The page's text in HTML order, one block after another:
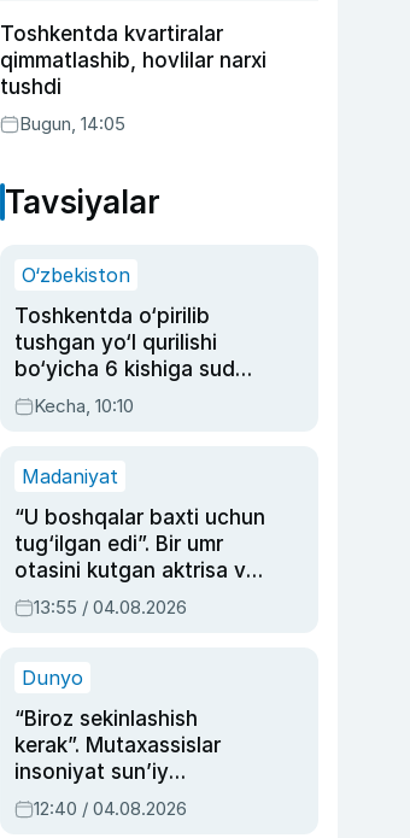
Toshkentda kvartiralar
qimmatlashib, hovlilar narxi
tushdi
Bugun, 14:05
Tavsiyalar
O‘zbekiston
Toshkentda o‘pirilib
tushgan yo‘l qurilishi
bo‘yicha 6 kishiga sud
hukmi o‘qildi
Kecha, 10:10
Madaniyat
“U boshqalar baxti uchun
tug‘ilgan edi”. Bir umr
otasini kutgan aktrisa va
dublyaj ustasi Rimma
Ahmedovaning
13:55 / 04.08.2026
Dunyo
“Biroz sekinlashish
kerak”. Mutaxassislar
insoniyat sun’iy
intellektni boshqara
olmay qolishidan xavotir
12:40 / 04.08.2026